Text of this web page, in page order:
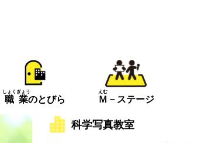
職業
しょくぎょう
のとびら Ｍ
えむ
－ステージ
科学写真教室